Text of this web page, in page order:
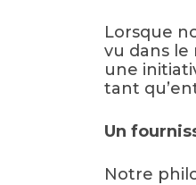
Lorsque
vu dans le
une
tant
Un
Notre